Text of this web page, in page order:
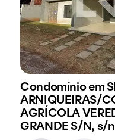
Condomínio em
ARNIQUEIRAS/
AGRÍCOLA
GRANDE S/N, s/n